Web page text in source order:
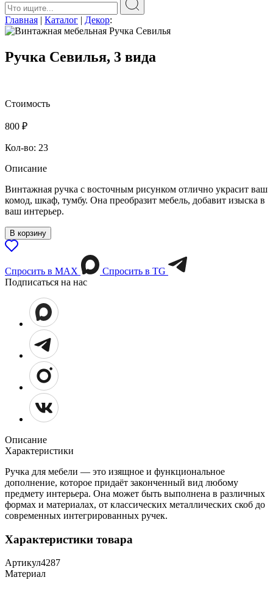
Главная | Каталог | Декор:
Ручка Севилья, 3 вида
Стоимость
800 ₽
Кол-во: 23
Описание
Винтажная ручка с восточным рисунком отлично украсит ваш
комод, шкаф, тумбу. Она преобразит мебель, добавит изыска в
ваш интерьер.
В корзину
Спросить в МАХ
Спросить в TG
Подписаться на нас
Описание
Характеристики
Ручка для мебели — это изящное и функциональное
дополнение, которое придаёт законченный вид любому
предмету интерьера. Она может быть выполнена в различных
формах и материалах, от классических металлических скоб до
современных интегрированных ручек.
Характеристики товара
Артикул4287
Материал